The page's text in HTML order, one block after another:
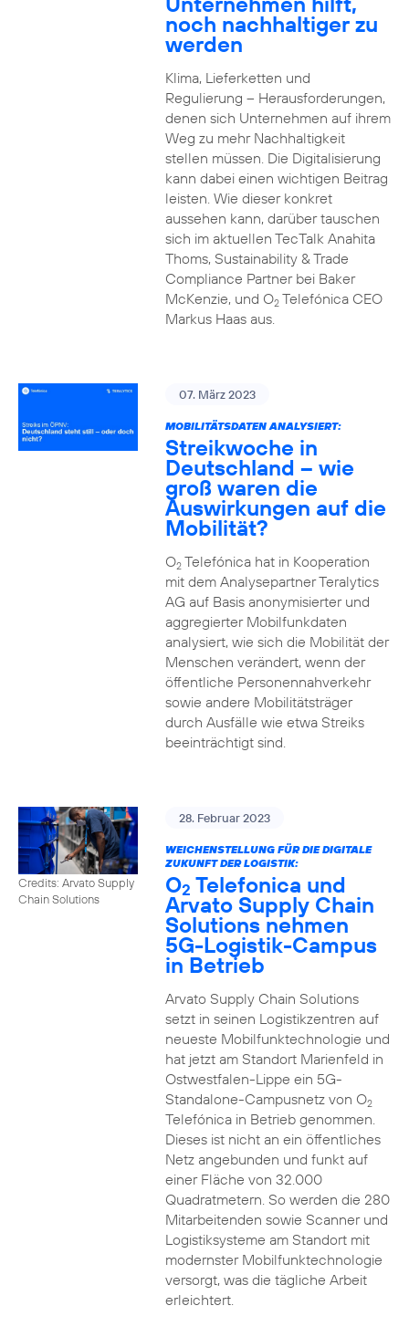
noch nachhaltiger zu
werden
Klima, Lieferketten und
Regulierung – Herausforderungen,
denen sich Unternehmen auf ihrem
Weg zu mehr Nachhaltigkeit
stellen müssen. Die Digitalisierung
kann dabei einen wichtigen Beitrag
leisten. Wie dieser konkret
aussehen kann, darüber tauschen
sich im aktuellen TecTalk Anahita
Thoms, Sustainability & Trade
Compliance Partner bei Baker
McKenzie, und O2Telefónica CEO
Markus Haas aus.
07. März 2023
MOBILITÄTSDATEN ANALYSIERT:
Streikwoche in
Deutschland – wie
groß waren die
Auswirkungen auf die
Mobilität?
O2Telefónica hat in Kooperation
mit dem Analysepartner Teralytics
AG auf Basis anonymisierter und
aggregierter Mobilfunkdaten
analysiert, wie sich die Mobilität der
Menschen verändert, wenn der
öffentliche Personennahverkehr
sowie andere Mobilitätsträger
durch Ausfälle wie etwa Streiks
beeinträchtigt sind.
Credits: Arvato Supply
Chain Solutions
28. Februar 2023
WEICHENSTELLUNG FÜR DIE DIGITALE
ZUKUNFT DER LOGISTIK:
O2 Telefonica und
Arvato Supply Chain
Solutions nehmen
5G-Logistik-Campus
in Betrieb
Arvato Supply Chain Solutions
setzt in seinen Logistikzentren auf
neueste Mobilfunktechnologie und
hat jetzt am Standort Marienfeld in
Ostwestfalen-Lippe ein 5G-
Standalone-Campusnetz von O2
Telefónica in Betrieb genommen.
Dieses ist nicht an ein öffentliches
Netz angebunden und funkt auf
einer Fläche von 32.000
Quadratmetern. So werden die 280
Mitarbeitenden sowie Scanner und
Logistiksysteme am Standort mit
modernster Mobilfunktechnologie
versorgt, was die tägliche Arbeit
erleichtert.